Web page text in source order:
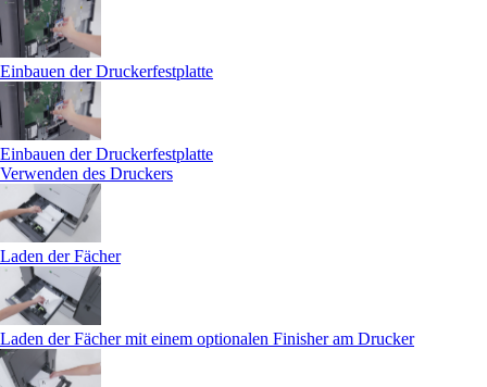
Einbauen der Druckerfestplatte
Einbauen der Druckerfestplatte
Verwenden des Druckers
Laden der Fächer
Laden der Fächer mit einem optionalen Finisher am Drucker